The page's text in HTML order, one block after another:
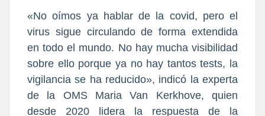
«No oímos ya hablar de la covid, pero el
virus sigue circulando de forma extendida
en todo el mundo. No hay mucha visibilidad
sobre ello porque ya no hay tantos tests, la
vigilancia se ha reducido», indicó la experta
de la OMS Maria Van Kerkhove, quien
desde 2020 lidera la respuesta de la